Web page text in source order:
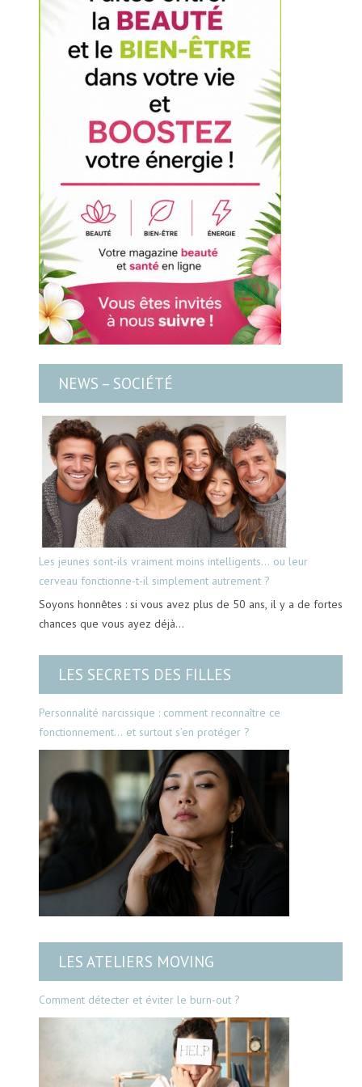
NEWS – SOCIÉTÉ
Les jeunes sont-ils vraiment moins intelligents… ou leur
cerveau fonctionne-t-il simplement autrement ?
Soyons honnêtes : si vous avez plus de 50 ans, il y a de fortes
chances que vous ayez déjà…
LES SECRETS DES FILLES
Personnalité narcissique : comment reconnaître ce
fonctionnement… et surtout s’en protéger ?
LES ATELIERS MOVING
Comment détecter et éviter le burn-out ?